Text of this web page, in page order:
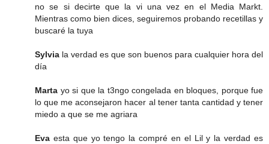
no se si decirte que la vi una vez en el Media Markt.
Mientras como bien dices, seguiremos probando recetillas y
buscaré la tuya
Sylvia la verdad es que son buenos para cualquier hora del
día
Marta yo si que la t3ngo congelada en bloques, porque fue
lo que me aconsejaron hacer al tener tanta cantidad y tener
miedo a que se me agriara
Eva esta que yo tengo la compré en el Lil y la verdad es